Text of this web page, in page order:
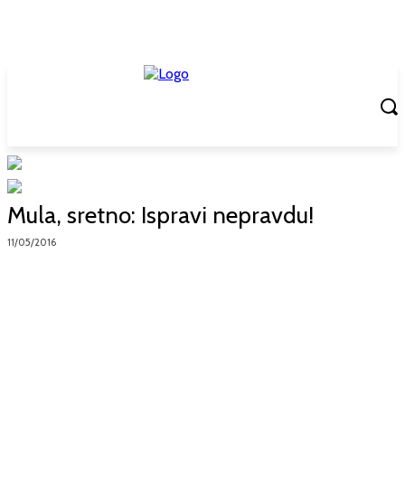
Mula, sretno: Ispravi nepravdu!
11/05/2016